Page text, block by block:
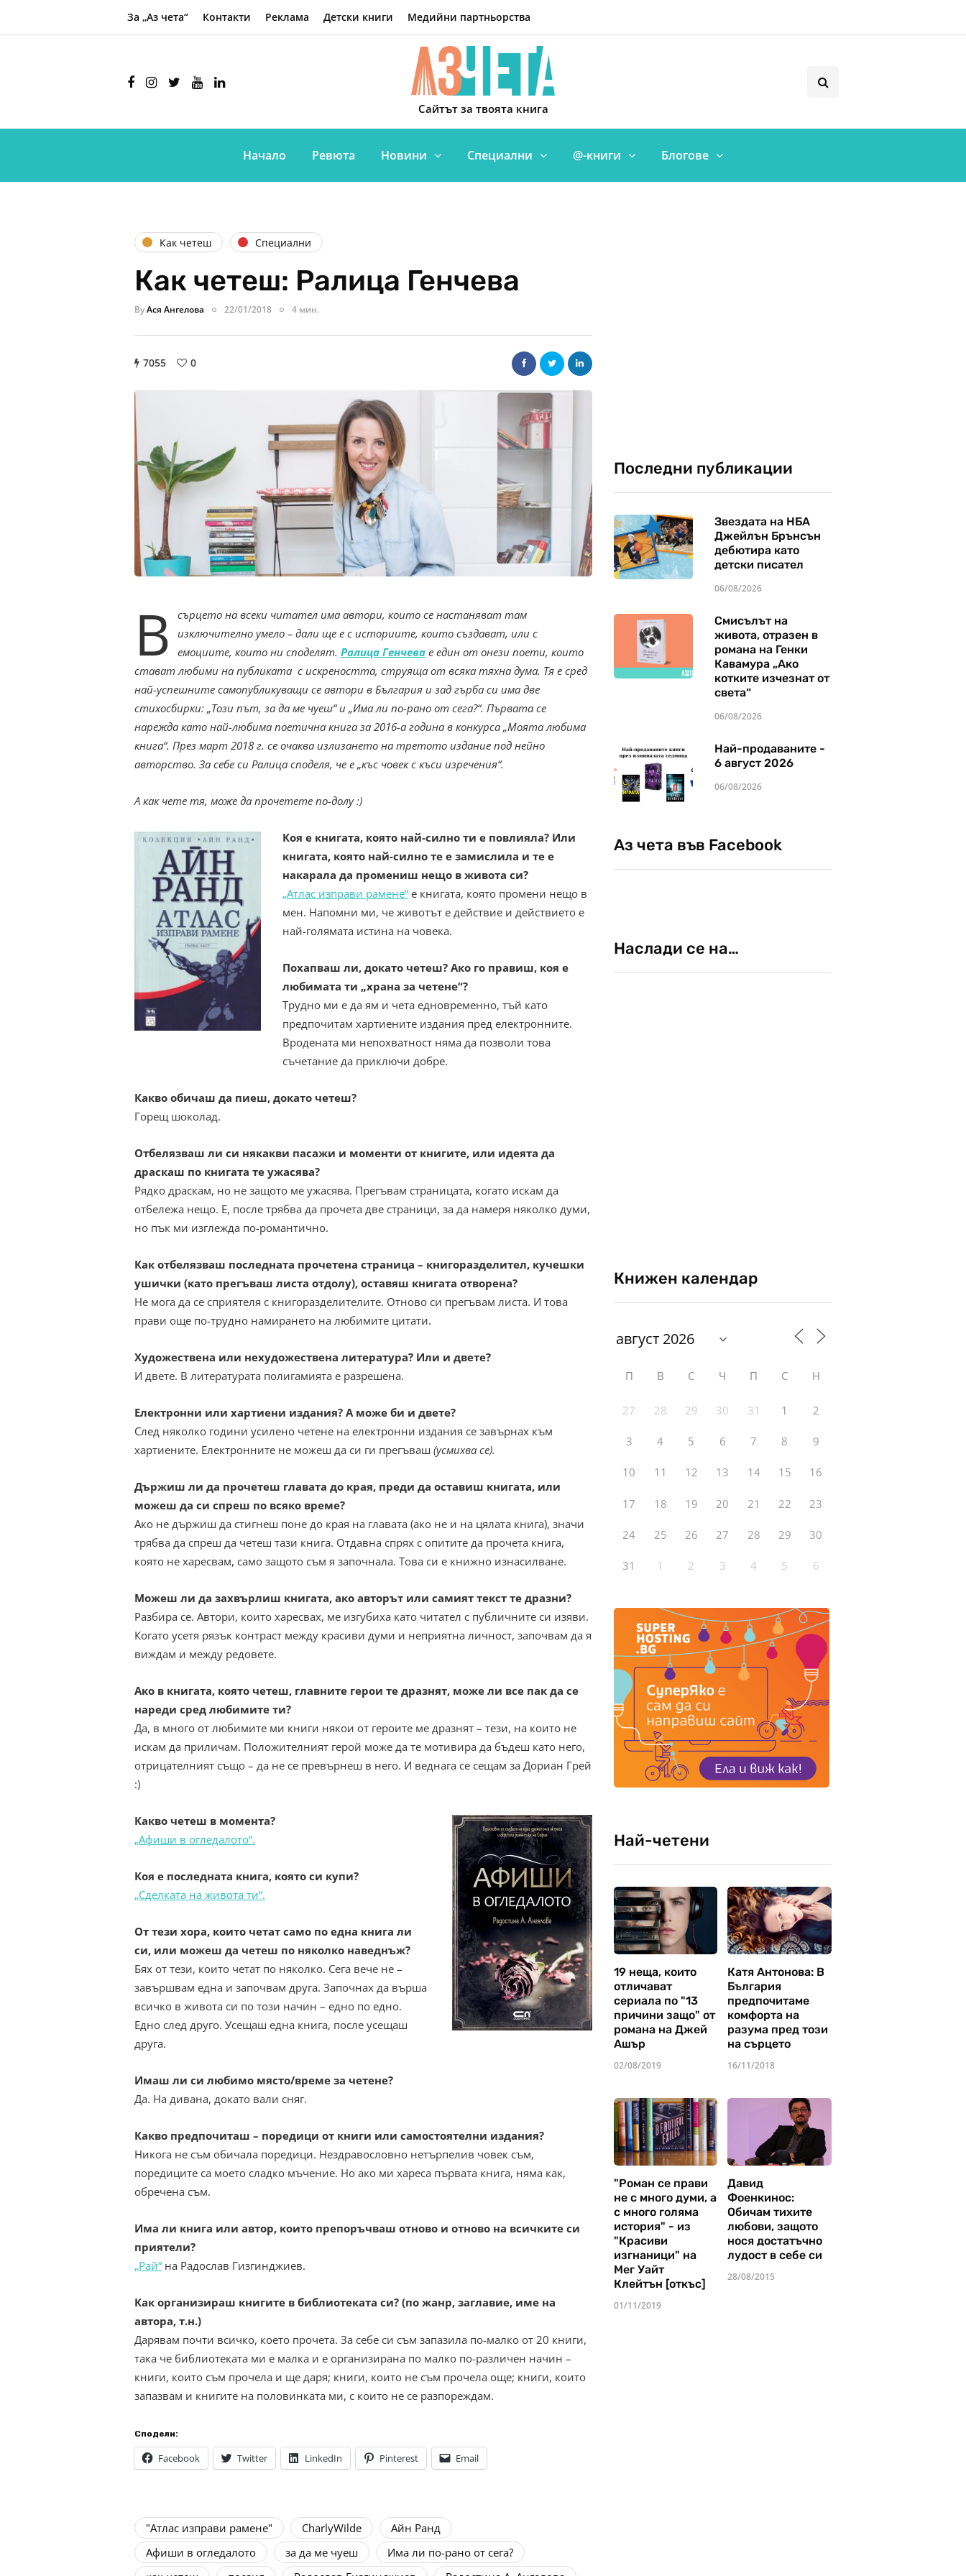
За „Аз чета“ Контакти Реклама Детски книги Медийни партньорства
Сайтът за твоята книга
Начало Ревюта Новини Специални @-книги Блогове
Как четеш Специални
Как четеш: Ралица Генчева
ByАся Ангелова 22/01/2018 4 мин.
7055 0
В
сърцето на всеки читател има автори, които се настаняват там
изключително умело – дали ще е с историите, които създават, или с
емоциите, които ни споделят. Ралица Генчева е един от онези поети, които
стават любими на публиката с искреността, струяща от всяка тяхна дума. Тя е сред
най-успешните самопубликуващи се автори в България и зад гърба си има две
стихосбирки: „Този път, за да ме чуеш“ и „Има ли по-рано от сега?“. Първата се
нарежда като най-любима поетична книга за 2016-а година в конкурса „Моята любима
книга“. През март 2018 г. се очаква излизането на третото издание под нейно
авторство. За себе си Ралица споделя, че е „къс човек с къси изречения“.
А как чете тя, може да прочетете по-долу :)
Коя е книгата, която най-силно ти е повлияла? Или
книгата, която най-силно те е замислила и те е
накарала да промениш нещо в живота си?
„Атлас изправи рамене“ е книгата, която промени нещо в
мен. Напомни ми, че животът е действие и действието е
най-голямата истина на човека.
Похапваш ли, докато четеш? Ако го правиш, коя е
любимата ти „храна за четене“?
Трудно ми е да ям и чета едновременно, тъй като
предпочитам хартиените издания пред електронните.
Вродената ми непохватност няма да позволи това
съчетание да приключи добре.
Какво обичаш да пиеш, докато четеш?
Горещ шоколад.
Отбелязваш ли си някакви пасажи и моменти от книгите, или идеята да
драскаш по книгата те ужасява?
Рядко драскам, но не защото ме ужасява. Прегъвам страницата, когато искам да
отбележа нещо. Е, после трябва да прочета две страници, за да намеря няколко думи,
но пък ми изглежда по-романтично.
Как отбелязваш последната прочетена страница – книгоразделител, кучешки
ушички (като прегъваш листа отдолу), оставяш книгата отворена?
Не мога да се сприятеля с книгоразделителите. Отново си прегъвам листа. И това
прави още по-трудно намирането на любимите цитати.
Художествена или нехудожествена литература? Или и двете?
И двете. В литературата полигамията е разрешена.
Eлектронни или хартиени издания? А може би и двете?
След няколко години усилено четене на електронни издания се завърнах към
хартиените. Електронните не можеш да си ги прегъваш (усмихва се).
Държиш ли да прочетеш главата до края, преди да оставиш книгата, или
можеш да си спреш по всяко време?
Ако не държиш да стигнеш поне до края на главата (ако не и на цялата книга), значи
трябва да спреш да четеш тази книга. Отдавна спрях с опитите да прочета книга,
която не харесвам, само защото съм я започнала. Това си е книжно изнасилване.
Можеш ли да захвърлиш книгата, ако авторът или самият текст те дразни?
Разбира се. Автори, които харесвах, ме изгубиха като читател с публичните си изяви.
Когато усетя рязък контраст между красиви думи и неприятна личност, започвам да я
виждам и между редовете.
Ако в книгата, която четеш, главните герои те дразнят, може ли все пак да се
нареди сред любимите ти?
Да, в много от любимите ми книги някои от героите ме дразнят – тези, на които не
искам да приличам. Положителният герой може да те мотивира да бъдеш като него,
отрицателният също – да не се превърнеш в него. И веднага се сещам за Дориан Грей
:)
Какво четеш в момента?
„Афиши в огледалото“.
Коя е последната книга, която си купи?
„Сделката на живота ти“.
От тези хора, които четат само по една книга ли
си, или можеш да четеш по няколко наведнъж?
Бях от тези, които четат по няколко. Сега вече не –
завършвам една и започвам друга. Започнах да върша
всичко в живота си по този начин – едно по едно.
Едно след друго. Усещаш една книга, после усещаш
друга.
Имаш ли си любимо място/време за четене?
Да. На дивана, докато вали сняг.
Какво предпочиташ – поредици от книги или самостоятелни издания?
Никога не съм обичала поредици. Нездравословно нетърпелив човек съм,
поредиците са моето сладко мъчение. Но ако ми хареса първата книга, няма как,
обречена съм.
Има ли книга или автор, които препоръчваш отново и отново на всичките си
приятели?
„Рай“ на Радослав Гизгинджиев.
Как организираш книгите в библиотеката си? (по жанр, заглавие, име на
автора, т.н.)
Дарявам почти всичко, което прочета. За себе си съм запазила по-малко от 20 книги,
така че библиотеката ми е малка и е организирана по малко по-различен начин –
книги, които съм прочела и ще даря; книги, които не съм прочела още; книги, които
запазвам и книгите на половинката ми, с които не се разпореждам.
Сподели:
Facebook Twitter LinkedIn Pinterest Email
"Атлас изправи рамене" CharlyWilde
Айн Ранд
Афиши в огледалото
за да ме чуеш
Има ли по-рано от сега?
Последни публикации
Звездата на НБА
Джейлън Брънсън
дебютира като
детски писател
06/08/2026
Смисълът на
живота, отразен в
романа на Генки
Кавамура „Ако
котките изчезнат от
света“
06/08/2026
Най-продаваните -
6 август 2026
06/08/2026
Аз чета във Facebook
Наслади се на…
Книжен календар
П В С Ч П С Н
27 28 29 30 31 1 2
3 4 5 6 7 8 9
10 11 12 13 14 15 16
17 18 19 20 21 22 23
24 25 26 27 28 29 30
31 1 2 3 4 5 6
Най-четени
19 неща, които
отличават
сериала по "13
причини защо" от
романа на Джей
Ашър
02/08/2019
Катя Антонова: В
България
предпочитаме
комфорта на
разума пред този
на сърцето
16/11/2018
"Роман се прави
не с много думи, а
с много голяма
история" - из
"Красиви
изгнаници" на
Мег Уайт
Клейтън [откъс]
01/11/2019
Давид
Фоенкинос:
Обичам тихите
любови, защото
нося достатъчно
лудост в себе си
28/08/2015